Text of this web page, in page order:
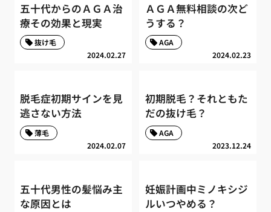
五十代からのＡＧＡ治
療その効果と現実
2024.02.27
抜け毛
ＡＧＡ無料相談の次ど
うする？
2024.02.23
AGA
脱毛症初期サインを見
逃さない方法
2024.02.07
薄毛
初期脱毛？それともた
だの抜け毛？
2023.12.24
AGA
五十代男性の髪悩み主
な原因とは
妊娠計画中ミノキシジ
ルいつやめる？